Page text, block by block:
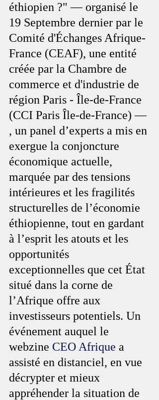
éthiopien ?" — organisé le
19 Septembre dernier par le
Comité d'Échanges Afrique-
France (CEAF), une entité
créée par la Chambre de
commerce et d'industrie de
région Paris - Île-de-France
(CCI Paris Île-de-France) —
, un panel d’experts a mis en
exergue la conjoncture
économique actuelle,
marquée par des tensions
intérieures et les fragilités
structurelles de l’économie
éthiopienne, tout en gardant
à l’esprit les atouts et les
opportunités
exceptionnelles que cet État
situé dans la corne de
l’Afrique offre aux
investisseurs potentiels. Un
événement auquel le
webzine CEO Afrique a
assisté en distanciel, en vue
décrypter et mieux
appréhender la situation de